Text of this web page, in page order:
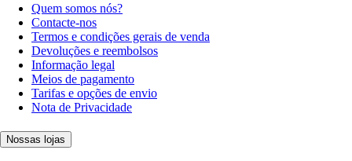
Quem somos nós?
Contacte-nos
Termos e condições gerais de venda
Devoluções e reembolsos
Informação legal
Meios de pagamento
Tarifas e opções de envio
Nota de Privacidade
Nossas lojas